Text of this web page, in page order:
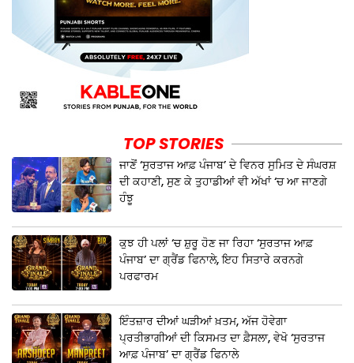
TOP STORIES
ਜਾਣੋਂ ‘ਸੁਰਤਾਜ ਆਫ਼ ਪੰਜਾਬ’ ਦੇ ਵਿਨਰ ਸੁਮਿਤ ਦੇ ਸੰਘਰਸ਼
ਦੀ ਕਹਾਣੀ, ਸੁਣ ਕੇ ਤੁਹਾਡੀਆਂ ਵੀ ਅੱਖਾਂ ‘ਚ ਆ ਜਾਣਗੇ
ਹੰਝੂ
ਕੁਝ ਹੀ ਪਲਾਂ ‘ਚ ਸ਼ੁਰੂ ਹੋਣ ਜਾ ਰਿਹਾ ‘ਸੁਰਤਾਜ ਆਫ਼
ਪੰਜਾਬ’ ਦਾ ਗ੍ਰੈਂਡ ਫਿਨਾਲੇ, ਇਹ ਸਿਤਾਰੇ ਕਰਨਗੇ
ਪਰਫਾਰਮ
ਇੰਤਜ਼ਾਰ ਦੀਆਂ ਘੜੀਆਂ ਖ਼ਤਮ, ਅੱਜ ਹੋਵੇਗਾ
ਪ੍ਰਤੀਭਾਗੀਆਂ ਦੀ ਕਿਸਮਤ ਦਾ ਫ਼ੈਸਲਾ, ਵੇਖੋ ‘ਸੁਰਤਾਜ
ਆਫ਼ ਪੰਜਾਬ’ ਦਾ ਗ੍ਰੈਂਡ ਫਿਨਾਲੇ